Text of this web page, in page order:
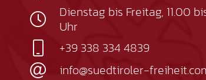
Dienstag bis Freitag, 11.00
Uhr
+39 338 334 4839
info@suedtiroler-